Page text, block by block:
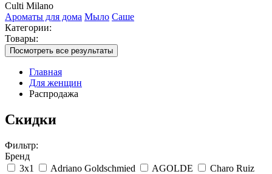
Culti Milano
Ароматы для дома Мыло Саше
Категории:
Товары:
Посмотреть все результаты
Главная
Для женщин
Распродажа
Скидки
Фильтр:
Бренд
3x1
Adriano Goldschmied AGOLDE
Charo Ruiz